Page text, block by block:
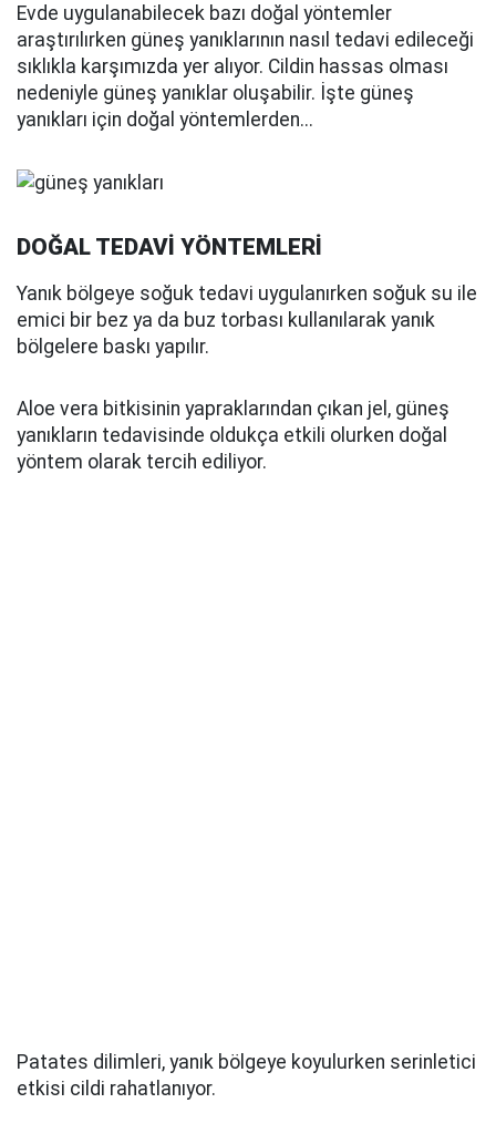
Evde uygulanabilecek bazı doğal yöntemler
araştırılırken güneş yanıklarının nasıl tedavi edileceği
sıklıkla karşımızda yer alıyor. Cildin hassas olması
nedeniyle güneş yanıklar oluşabilir. İşte güneş
yanıkları için doğal yöntemlerden...
DOĞAL TEDAVİ YÖNTEMLERİ
Yanık bölgeye soğuk tedavi uygulanırken soğuk su ile
emici bir bez ya da buz torbası kullanılarak yanık
bölgelere baskı yapılır.
Aloe vera bitkisinin yapraklarından çıkan jel, güneş
yanıkların tedavisinde oldukça etkili olurken doğal
yöntem olarak tercih ediliyor.
Patates dilimleri, yanık bölgeye koyulurken serinletici
etkisi cildi rahatlanıyor.